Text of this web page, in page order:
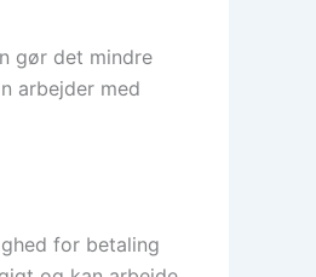
gør det mindre
arbejder med
for betaling